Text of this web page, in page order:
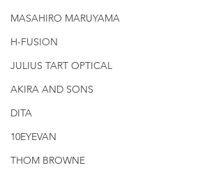
MASAHIRO MARUYAMA
H-FUSION
JULIUS TART OPTICAL
AKIRA AND SONS
DITA
10EYEVAN
THOM BROWNE